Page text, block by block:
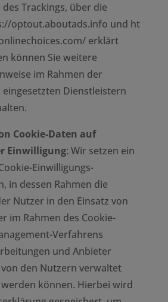
Trackings, über die
optout.aboutads.info und ht
erklärt
können Sie weitere
im Rahmen der
eingesetzten Dienstleistern
Cookie-Daten auf
Einwilligung: Wir setzen ein
Einwilligungs-
in dessen Rahmen die
Nutzer in den Einsatz von
im Rahmen des Cookie-
Verfahrens
und Anbieter
den Nutzern verwaltet
können. Hierbei wird